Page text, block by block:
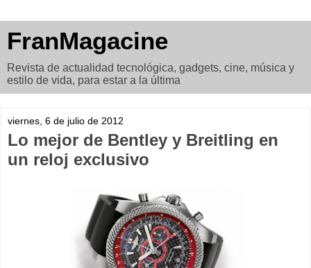
FranMagacine
Revista de actualidad tecnológica, gadgets, cine, música y
estilo de vida, para estar a la última
viernes, 6 de julio de 2012
Lo mejor de Bentley y Breitling en
un reloj exclusivo